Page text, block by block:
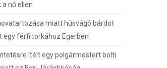
nő ellen
miatt húsvágó bárdot
egy férfi torkához Egerben
ítélt egy polgármestert bolti